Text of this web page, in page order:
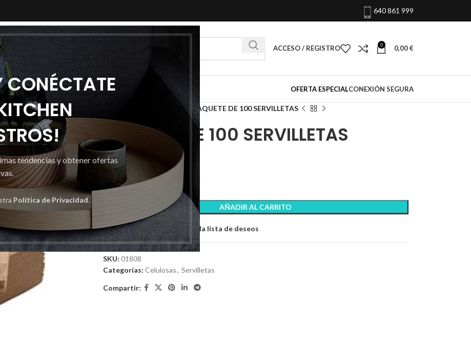
CONÉCTATE
tendencias y obtener ofertas
Política de Privacidad.
640 861 999
ACCESO / REGISTRO 0 0,00€
OFERTA ESPECIALCONEXIÓN SEGURA
Servilletas PAQUETE DE 100 SERVILLETAS
PAQUETE DE 100 SERVILLETAS
0,65 €
AÑADIR AL CARRITO
Comparar Añadir a la lista de deseos
SKU: 01808
Categorías: Celulosas, Servilletas
Compartir: